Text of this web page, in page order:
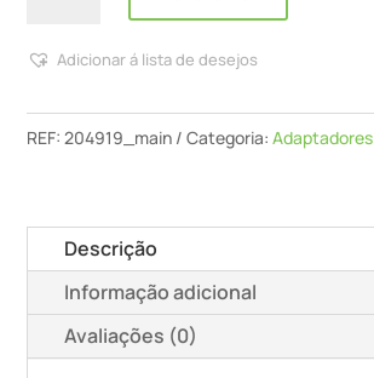
Giratório
As/Ctr
Adicionar á lista de desejos
REF:204919_main Categoria:Adaptadores
Descrição
Informação adicional
Avaliações (0)